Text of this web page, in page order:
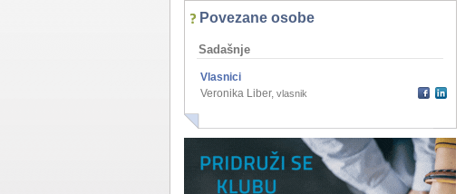
Povezane osobe
Sadašnje
Vlasnici
Veronika Liber, vlasnik